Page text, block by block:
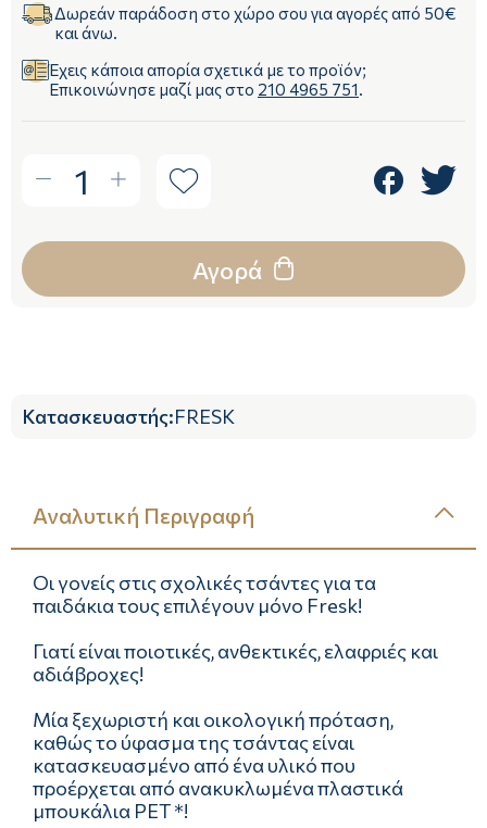
Δωρεάν παράδοση στο χώρο σου για αγορές από 50€
και άνω.
Έχεις κάποια απορία σχετικά με το προϊόν;
Επικοινώνησε μαζί μας στο 210 4965 751.
1
Αγορά
Κατασκευαστής:FRESK
Αναλυτική Περιγραφή
Οι γονείς στις σχολικές τσάντες για τα
παιδάκια τους επιλέγουν μόνο Fresk!
Γιατί είναι ποιοτικές, ανθεκτικές, ελαφριές και
αδιάβροχες!
Μία ξεχωριστή και οικολογική πρόταση,
καθώς το ύφασμα της τσάντας είναι
κατασκευασμένο από ένα υλικό που
προέρχεται από ανακυκλωμένα πλαστικά
μπουκάλια PET *!